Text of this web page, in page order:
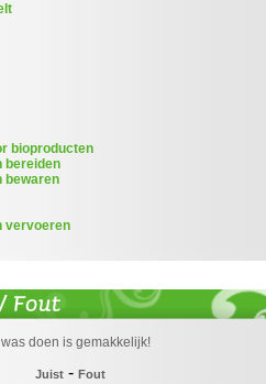
bioproducten
bereiden
bewaren
vervoeren
doen is gemakkelijk!
Juist - Fout